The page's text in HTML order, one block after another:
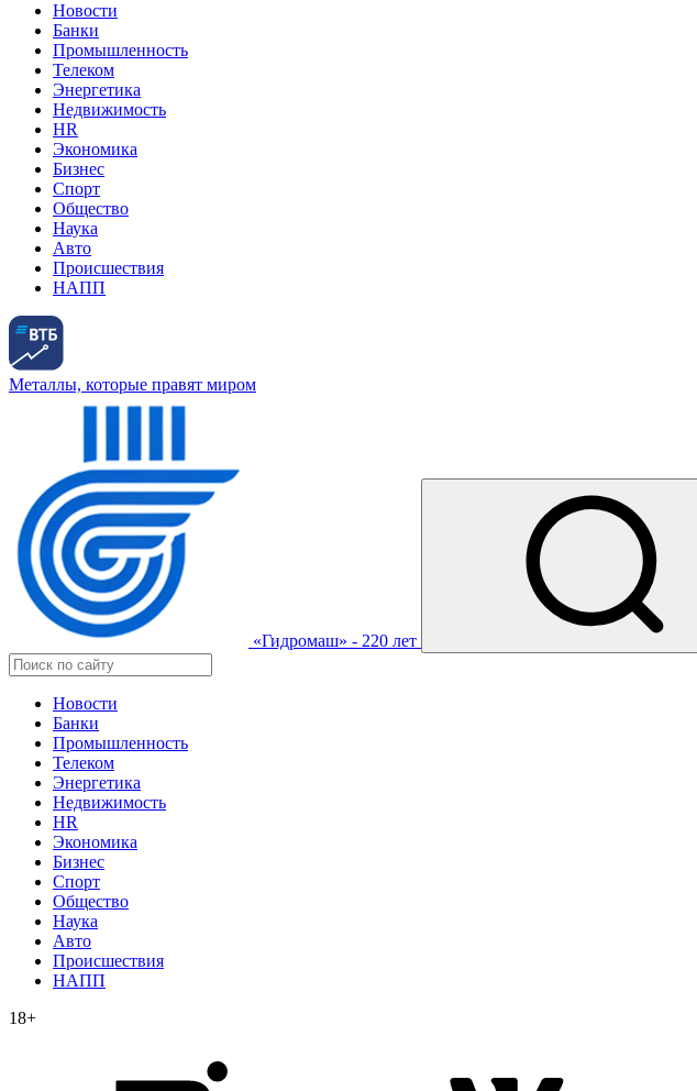
Новости
Банки
Промышленность
Телеком
Энергетика
Недвижимость
HR
Экономика
Бизнес
Спорт
Общество
Наука
Авто
Происшествия
НАПП
Металлы, которые правят миром
«Гидромаш» - 220 лет
Новости
Банки
Промышленность
Телеком
Энергетика
Недвижимость
HR
Экономика
Бизнес
Спорт
Общество
Наука
Авто
Происшествия
НАПП
18+